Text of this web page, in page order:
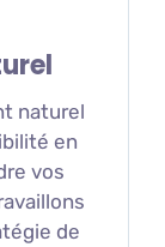
naturel
en
vos
de